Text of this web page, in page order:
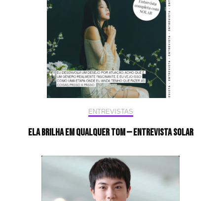
ENTREVISTAS
Ela brilha em qualquer tom — Entrevista Solar